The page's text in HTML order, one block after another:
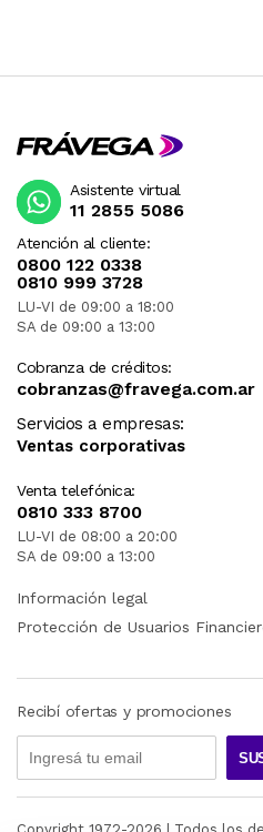
Atención al cliente:
0800 122 0338
0810 999 3728
LU-VI de 09:00 a 18:00
SA de 09:00 a 13:00
Cobranza de créditos:
cobranzas@fravega.com.ar
Servicios a empresas:
Ventas corporativas
Venta telefónica:
0810 333 8700
LU-VI de 08:00 a 20:00
SA de 09:00 a 13:00
Asistente virtual
11 2855 5086
Información legal
Protección de Usuarios
Recibí ofertas y promociones